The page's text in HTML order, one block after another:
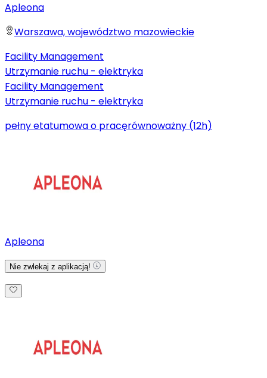
Apleona
Warszawa, województwo mazowieckie
Facility Management
Utrzymanie ruchu - elektryka
Facility Management
Utrzymanie ruchu - elektryka
pełny etatumowa o pracęrównoważny (12h)
Apleona
Nie zwlekaj z aplikacją!